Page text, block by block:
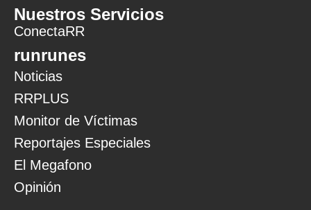
Nuestros Servicios
ConectaRR
runrunes
Noticias
RRPLUS
Monitor de Víctimas
Reportajes Especiales
El Megafono
Opinión